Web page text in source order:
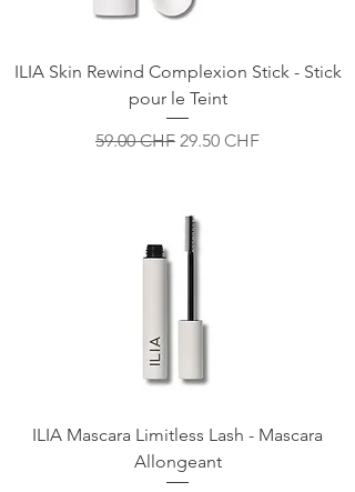
ILIA Skin Rewind Complexion Stick - Stick
pour le Teint
Prix original
59.00 CHF Prix promotionnel
29.50 CHF
ILIA Mascara Limitless Lash - Mascara
Allongeant